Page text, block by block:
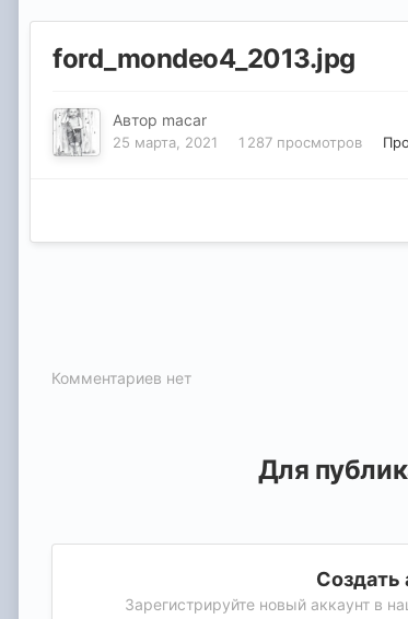
ford_mondeo4_2013.jpg
Автор macar
25 марта, 2021 1 287 просмотров
Комментариев нет
Для
Создать
Зарегистрируйте новый аккаунт в